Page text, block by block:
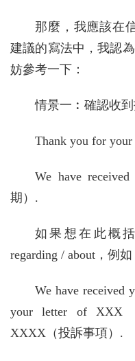
那麼，我應該在
建議的寫法中，我認
妨參考一下：
情景一︰確認收
Thank you for
We have
期）.
如果想在此概
regarding / about，例如
We have received
your letter of XXX
XXXX（投訴事項）.